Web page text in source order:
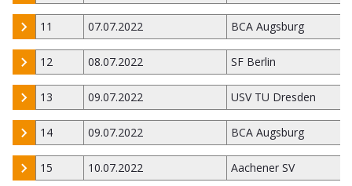
11 07.07.2022 BCA Augsburg
12 08.07.2022 SF Berlin
13 09.07.2022 USV TU Dresden
14 09.07.2022 BCA Augsburg
15 10.07.2022 Aachener SV